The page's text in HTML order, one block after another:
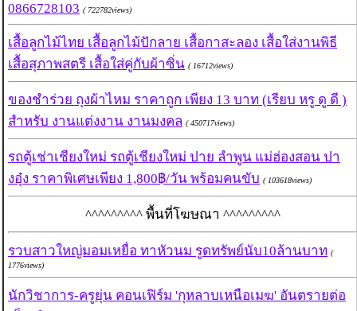
0866728103 ( 722782views)
เสื้อลูกไม้ไทย เสื้อลูกไม้ปักลาย เสื้อกาสะลอง เสื้อใส่งานพิธี
เสื้อสุภาพสตรี เสื้อใส่คู่กับผ้าซิ่น ( 16712views)
ของชำร่วย ถุงผ้าไหม ราคาถูก เพียง 13 บาท (เรียบ หรู ดู ดี )
สำหรับ งานแต่งงาน งานมงคล ( 450717views)
รถตู้เช่าเชียงใหม่ รถตู้เชียงใหม่ ปาย ลำพูน แม่ฮ่องสอน ปา
งอุ๋ง ราคาพิเศษเพียง 1,800฿/วัน พร้อมคนขับ ( 103618views)
^^^^^^^^^ พื้นที่โฆษณา ^^^^^^^^^
รวบสาวใหญ่มอมเหยื่อ ทาหัวนม รูดทรัพย์นับ10ล้านบาท (
1776views)
นักวิชาการ-ครูยุ่น คอนเฟิร์ม 'กุหลาบเหนือเมฆ' อันตรายต่อ